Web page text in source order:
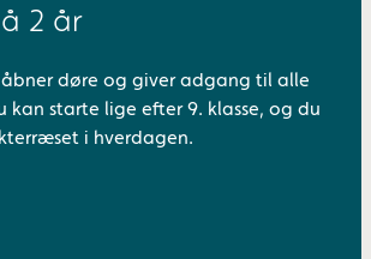
2 år
åbner døre og giver adgang til alle
kan starte lige efter 9. klasse, og du
i hverdagen.